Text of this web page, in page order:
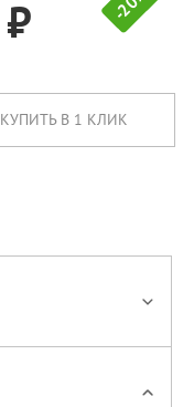
КУПИТЬ В 1 КЛИК